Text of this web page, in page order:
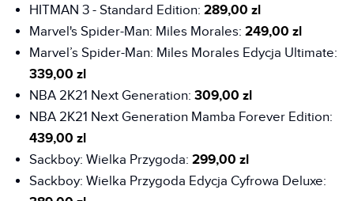
HITMAN 3 - Standard Edition: 289,00 zl
Marvel's Spider-Man: Miles Morales: 249,00 zl
Marvel’s Spider-Man: Miles Morales Edycja Ultimate:
339,00 zl
NBA 2K21 Next Generation: 309,00 zl
NBA 2K21 Next Generation Mamba Forever Edition:
439,00 zl
Sackboy: Wielka Przygoda: 299,00 zl
Sackboy: Wielka Przygoda Edycja Cyfrowa Deluxe: